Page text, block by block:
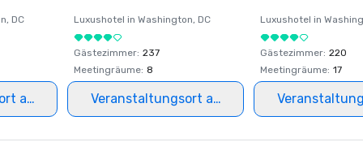
, DC
auswählen
Luxushotel in Washington, DC
Gästezimmer: 237
Meetingräume: 8
Veranstaltungsort auswählen
Luxushotel in
Gästezimmer: 220
Meetingräume: 17